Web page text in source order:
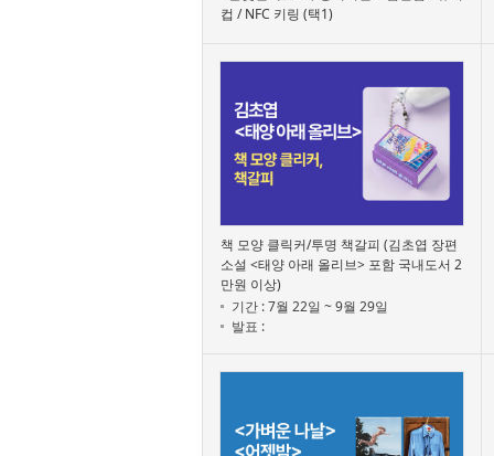
컵 / NFC 키링 (택1)
책 모양 클릭커/투명 책갈피 (김초엽 장편
소설 <태양 아래 올리브> 포함 국내도서 2
만원 이상)
기간 : 7월 22일 ~ 9월 29일
발표 :